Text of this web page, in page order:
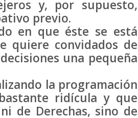
y, por supuesto,
previo.
en que éste se está
quiere convidados de
una pequeña
la programación
ridícula y que
de Derechas, sino de